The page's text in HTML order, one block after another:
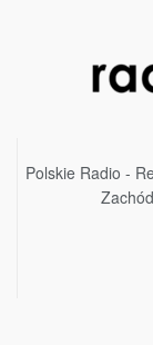
Polskie Radio -